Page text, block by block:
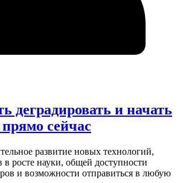
деградировать и начать
сейчас
развитие новых технологий,
росте науки, общей доступности
и возможности отправиться в любую